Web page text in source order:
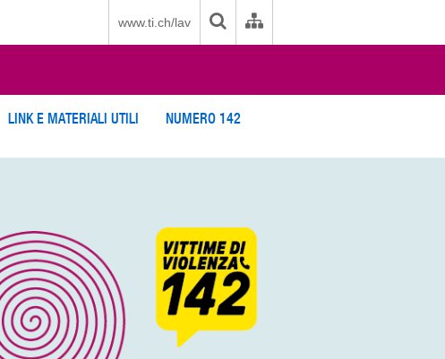
www.ti.ch/lav
LINK E MATERIALI UTILI NUMERO 142